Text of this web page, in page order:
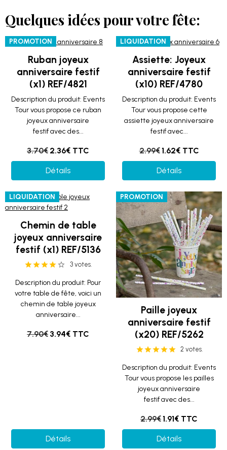
Quelques idées pour votre fête:
PROMOTION
Ruban joyeux
anniversaire festif
(x1) REF/4821
Description du produit: Events
Tour vous propose ce ruban​
joyeux anniversaire
festif avec des...
3.70€ 2.36€ TTC
Détails
LIQUIDATION
Assiette: Joyeux
anniversaire festif
(x10) REF/4780
Description du produit: Events
Tour vous propose cette
assiette joyeux anniversaire
festif avec...
2.99€1.62€ TTC
Détails
LIQUIDATION
Chemin de table
joyeux anniversaire
festif (x1) REF/5136
3 votes.
Description du produit: Pour
votre table de fête, voici un
chemin de table joyeux
anniversaire...
7.90€ 3.94€ TTC
Détails
PROMOTION
Paille joyeux
anniversaire festif
(x20) REF/5262
2 votes.
Description du produit: Events
Tour vous propose les pailles
joyeux anniversaire
festif avec des...
2.99€1.91€ TTC
Détails